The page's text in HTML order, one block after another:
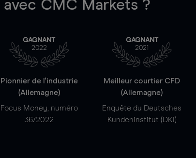
avec CMC Markets ?
GAGNANT
2022
Pionnier de l'industrie
(Allemagne)
Focus Money, numéro
36/2022
GAGNANT
2021
Meilleur courtier CFD
(Allemagne)
Enquête du Deutsches
Kundeninstitut (DKI)